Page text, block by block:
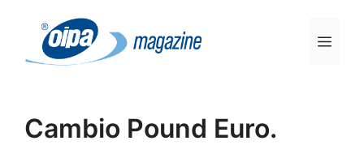
contenuto
Cambio Pound Euro.